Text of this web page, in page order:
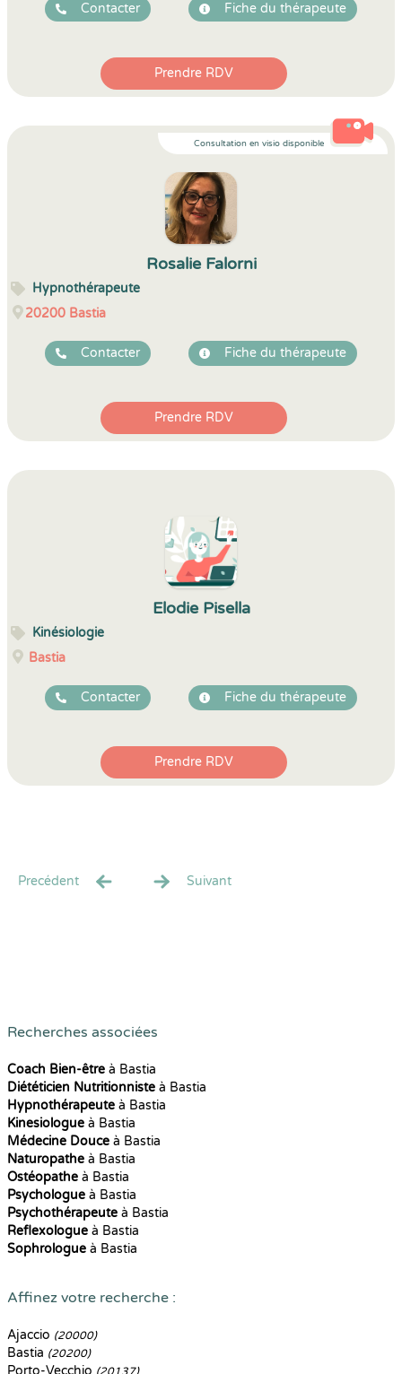
Contacter Fiche du thérapeute
Prendre RDV
Consultation en visio disponible
Rosalie Falorni
Hypnothérapeute
20200 Bastia
Contacter Fiche du thérapeute
Prendre RDV
Elodie Pisella
Kinésiologie
Bastia
Contacter Fiche du thérapeute
Prendre RDV
Precédent Suivant
Recherches associées
Coach Bien-être à Bastia
Diététicien Nutritionniste à Bastia
Hypnothérapeute à Bastia
Kinesiologue à Bastia
Médecine Douce à Bastia
Naturopathe à Bastia
Ostéopathe à Bastia
Psychologue à Bastia
Psychothérapeute à Bastia
Reflexologue à Bastia
Sophrologue à Bastia
Affinez votre recherche :
Ajaccio (20000)
Bastia (20200)
Porto-Vecchio (20137)